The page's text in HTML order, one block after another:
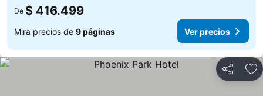
De $ 416.499
Mira precios de 9 páginas Ver precios
Compartir